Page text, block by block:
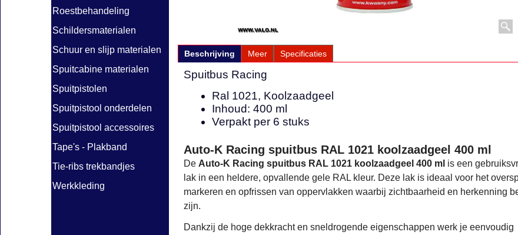
Roestbehandeling
Schildersmaterialen
Schuur en slijp materialen
Spuitcabine materialen
Spuitpistolen
Spuitpistool onderdelen
Spuitpistool accessoires
Tape's - Plakband
Tie-ribs trekbandjes
Werkkleding
Beschrijving Meer Specificaties
Spuitbus Racing
Ral 1021, Koolzaadgeel
Inhoud: 400 ml
Verpakt per 6 stuks
Auto-K Racing spuitbus RAL 1021 koolzaadgeel 400 ml
De Auto-K Racing spuitbus RAL 1021 koolzaadgeel 400 ml is een
lak in een heldere, opvallende gele RAL kleur. Deze lak is ideaal voor het
markeren en opfrissen van oppervlakken waarbij zichtbaarheid en herkenning
zijn.
Dankzij de hoge dekkracht en sneldrogende eigenschappen werk je eenvoudig